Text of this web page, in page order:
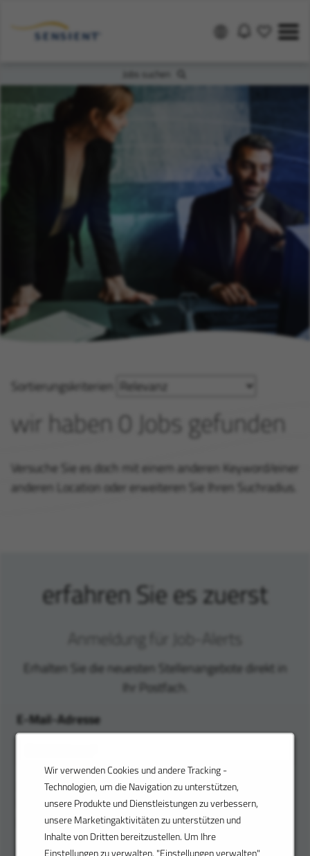
Wir verwenden Cookies und andere Tracking -
Technologien, um die Navigation zu unterstützen,
unsere Produkte und Dienstleistungen zu verbessern,
unsere Marketingaktivitäten zu unterstützen und
Inhalte von Dritten bereitzustellen. Um Ihre
Einstellungen zu verwalten, "Einstellungen verwalten"
Jobs suchen
Sortierungskriterien
wir haben 0 Jobs gefunden
Versuche Sie es doch mit einem anderen Keyword/einer
anderen Location oder erweiteren Sie Ihren Suchradius.
erfahren Sie es zuerst
Erhalten Sie die neuesten Stellenangebote direkt in
Ihr Postfach.
E-Mail-Adresse
Job-Alerts konfigurieren. Geben Sie Ihren Standort und
Ihre Suchkategorien ein, um Job-Alerts zu erhalten, die
genau zu Ihnen passen.
Job-Kategorie